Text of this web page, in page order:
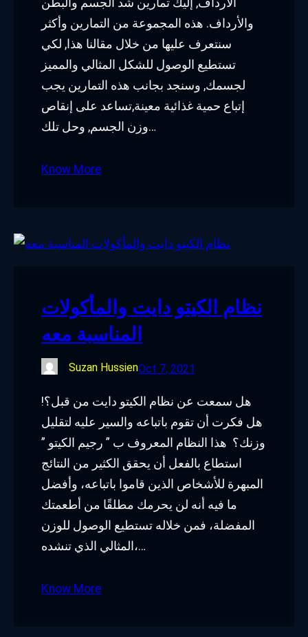
الأرداف, إليك تمارين شد الجسم والبطن
والأرداف. هذه المجموعة من التمارين وأكثر
سنتعرف عليها من خلال مقالنا هذا, لكي
تستطيع الوصول للشكل المثالي والمميز
لجسمك, وسنجد بجانب هذه التمارين يجب
إتباع حمية غذائية معينة,تساعد على إنقاص
وزن الجسم, وحل تلك…
Know More
نظام الكيتو دايت والمأكولات
المناسبة معه
Suzan HussienOct 7, 2021
هل سمعت عن نظام الكيتو دايت من قبل؟!
هل فكرت أن تقوم باتباعه والسير عليه لتقليل
وزنك؟ هذا النظام المعروف ب ” رجيم الكيتو ”
استطاع بالفعل أن يحقق الكثير من النتائج
المبهرة للأشخاص الذين قاموا باتباعه، وأفضل
ما فيه أنه لن يحرمك مطلقًا من أطعمتك
المفضلة، فمن خلاله تستطيع الوصول للوزن
المثالي الذي تنشده،…
Know More